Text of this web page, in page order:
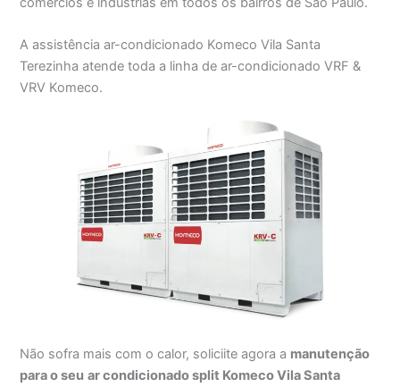
A assistência ar-condicionado Komeco Vila Santa
Terezinha atende toda a linha de ar-condicionado VRF &
VRV Komeco.
Não sofra mais com o calor, soliciite agora a manutenção
para o seu ar condicionado split Komeco Vila Santa